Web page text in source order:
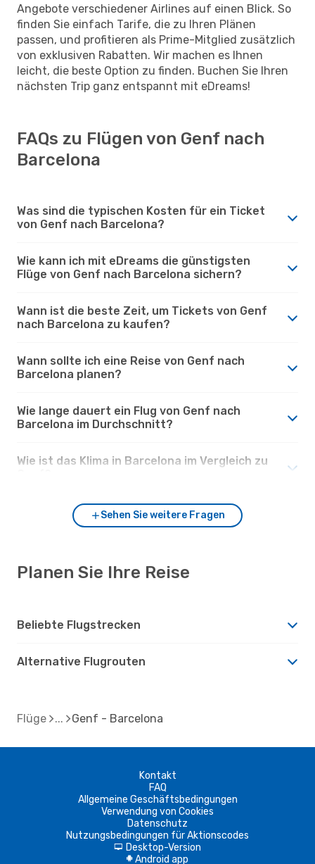
Angebote verschiedener Airlines auf einen Blick. So
finden Sie einfach Tarife, die zu Ihren Plänen
passen, und profitieren als Prime-Mitglied zusätzlich
von exklusiven Rabatten. Wir machen es Ihnen
leicht, die beste Option zu finden. Buchen Sie Ihren
nächsten Trip ganz entspannt mit eDreams!
FAQs zu Flügen von Genf nach
Barcelona
Was sind die typischen Kosten für ein Ticket
von Genf nach Barcelona?
Wie kann ich mit eDreams die günstigsten
Flüge von Genf nach Barcelona sichern?
Wann ist die beste Zeit, um Tickets von Genf
nach Barcelona zu kaufen?
Wann sollte ich eine Reise von Genf nach
Barcelona planen?
Wie lange dauert ein Flug von Genf nach
Barcelona im Durchschnitt?
Wie ist das Klima in Barcelona im Vergleich zu
Sehen Sie weitere Fragen
Planen Sie Ihre Reise
Beliebte Flugstrecken
Alternative Flugrouten
Flüge Genf - Barcelona
Kontakt
FAQ
Allgemeine Geschäftsbedingungen
Verwendung von Cookies
Datenschutz
Nutzungsbedingungen für Aktionscodes
d Desktop-Version
A Android app